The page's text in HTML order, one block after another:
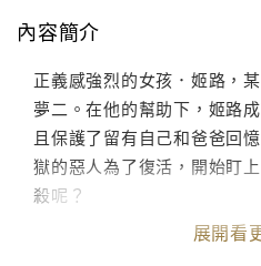
內容簡介
正義感強烈的女孩．姬路，
夢二。在他的幫助下，姬路
且保護了留有自己和爸爸回
獄的惡人為了復活，開始盯
殺呢？
展開看